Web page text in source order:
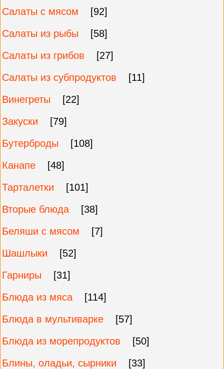
Салаты с мясом
[92]
Салаты из рыбы
[58]
Салаты из грибов
[27]
Салаты из субпродуктов
[11]
Винегреты
[22]
Закуски
[79]
Бутерброды
[108]
Канапе
[48]
Тарталетки
[101]
Вторые блюда
[38]
Беляши с мясом
[7]
Шашлыки
[52]
Гарниры
[31]
Блюда из мяса
[114]
Блюда в мультиварке
[57]
Блюда из морепродуктов
[50]
Блины, оладьи, сырники
[33]